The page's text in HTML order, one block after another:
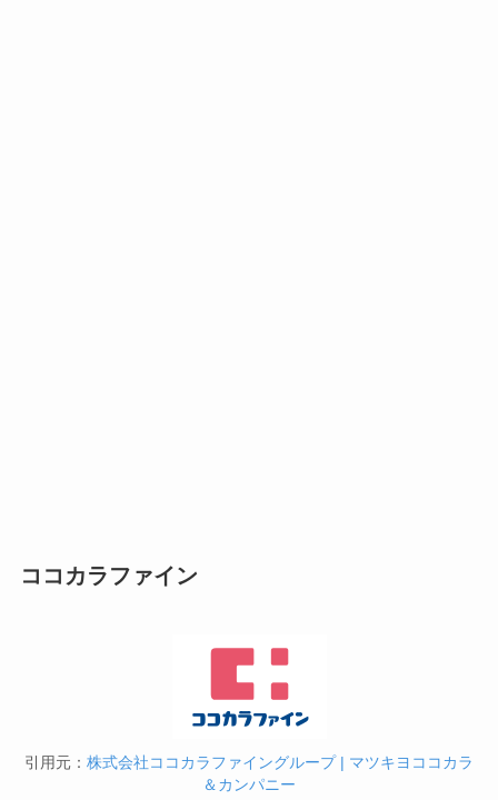
ココカラファイン
引用元： 株式会社ココカラファイングループ | マツキヨココカラ
＆カンパニー